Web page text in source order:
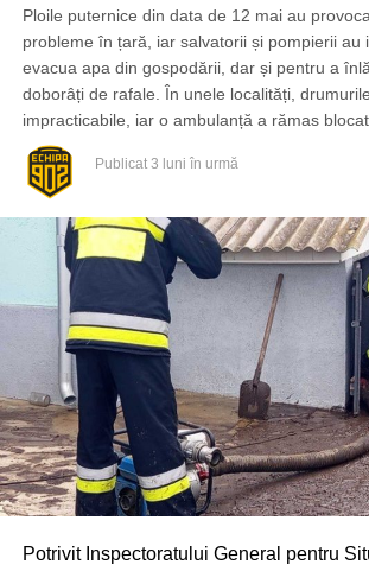
Ploile puternice din data de 12 mai au
probleme în țară, iar salvatorii și pompierii au
evacua apa din gospodării, dar și pentru a
doborâți de rafale. În unele localități,
impracticabile, iar o ambulanță a rămas
Publicat 3 luni în urmă
Potrivit Inspectoratului General pentru